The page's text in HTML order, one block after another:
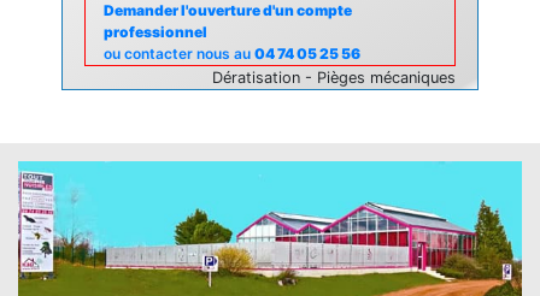
Demander l'ouverture d'un compte
professionnel
ou contacter nous au 04 74 05 25 56
Dératisation - Pièges mécaniques